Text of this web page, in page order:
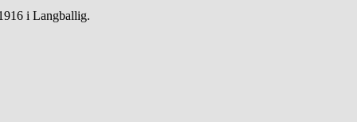
i Langballig.